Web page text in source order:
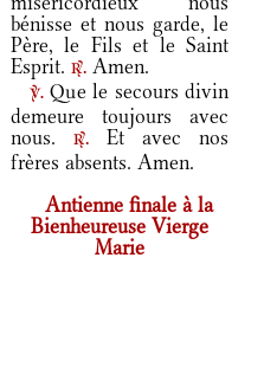
bénisse et nous garde, le
Père, le Fils et le Saint
Esprit. r. Amen.
v.Que le secours divin
demeure toujours avec
nous.
r.
Et avec nos
frères absents. Amen.
Antienne finale à la
Bienheureuse Vierge
Marie